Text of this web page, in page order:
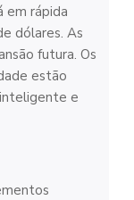
em rápida
dólares. As
futura. Os
estão
e